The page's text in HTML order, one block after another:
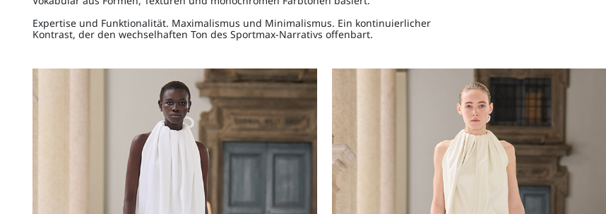
Expertise und Funktionalität. Maximalismus und Minimalismus. Ein kontinuierlicher
Kontrast, der den wechselhaften Ton des Sportmax-Narrativs offenbart.